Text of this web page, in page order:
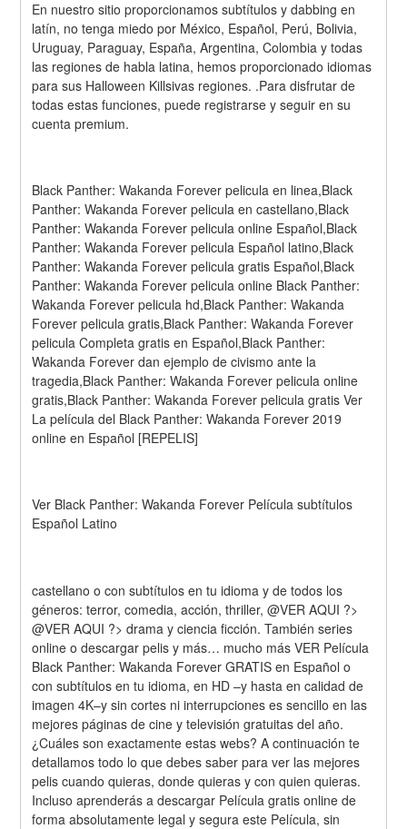
En nuestro sitio proporcionamos subtítulos y dabbing en
latín, no tenga miedo por México, Español, Perú, Bolivia,
Uruguay, Paraguay, España, Argentina, Colombia y todas
las regiones de habla latina, hemos proporcionado idiomas
para sus Halloween Killsivas regiones. .Para disfrutar de
todas estas funciones, puede registrarse y seguir en su
cuenta premium.
Black Panther: Wakanda Forever pelicula en linea,Black
Panther: Wakanda Forever pelicula en castellano,Black
Panther: Wakanda Forever pelicula online Español,Black
Panther: Wakanda Forever pelicula Español latino,Black
Panther: Wakanda Forever pelicula gratis Español,Black
Panther: Wakanda Forever pelicula online Black Panther:
Wakanda Forever pelicula hd,Black Panther: Wakanda
Forever pelicula gratis,Black Panther: Wakanda Forever
pelicula Completa gratis en Español,Black Panther:
Wakanda Forever dan ejemplo de civismo ante la
tragedia,Black Panther: Wakanda Forever pelicula online
gratis,Black Panther: Wakanda Forever pelicula gratis Ver
La película del Black Panther: Wakanda Forever 2019
online en Español [REPELIS]
Ver Black Panther: Wakanda Forever Película subtítulos
Español Latino
castellano o con subtítulos en tu idioma y de todos los
géneros: terror, comedia, acción, thriller, @VER AQUI ?>
@VER AQUI ?> drama y ciencia ficción. También series
online o descargar pelis y más… mucho más VER Película
Black Panther: Wakanda Forever GRATIS en Español o
con subtítulos en tu idioma, en HD –y hasta en calidad de
imagen 4K–y sin cortes ni interrupciones es sencillo en las
mejores páginas de cine y televisión gratuitas del año.
¿Cuáles son exactamente estas webs? A continuación te
detallamos todo lo que debes saber para ver las mejores
pelis cuando quieras, donde quieras y con quien quieras.
Incluso aprenderás a descargar Película gratis online de
forma absolutamente legal y segura este Película, sin